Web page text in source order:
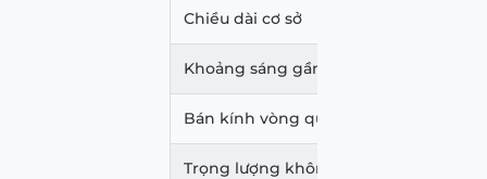
Chiều dài cơ sở
Khoảng sáng gầm xe (mm)
Bán kính vòng quay tối thiểu
Trọng lượng không tải/toàn tải (kg)